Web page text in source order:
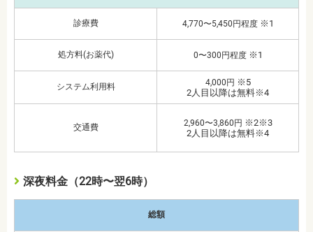
診療費 4,770〜5,450円程度 ※1
処方料(お薬代) 0〜300円程度 ※1
システム利用料 4,000円 ※5
2人目以降は無料※4
交通費 2,960〜3,860円 ※2※3
2人目以降は無料※4
深夜料金（22時〜翌6時）
総額